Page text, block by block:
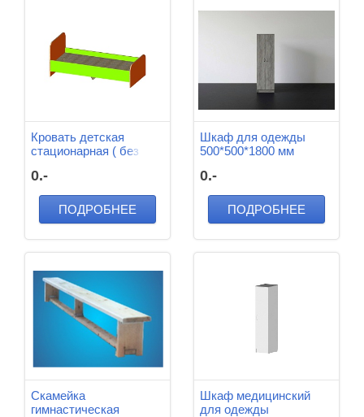
Кровать детская
стационарная ( без
мм
0.-
ПОДРОБНЕЕ
Шкаф для одежды
500*500*1800 мм
0.-
ПОДРОБНЕЕ
Скамейка
гимнастическая
Шкаф медицинский
для одежды